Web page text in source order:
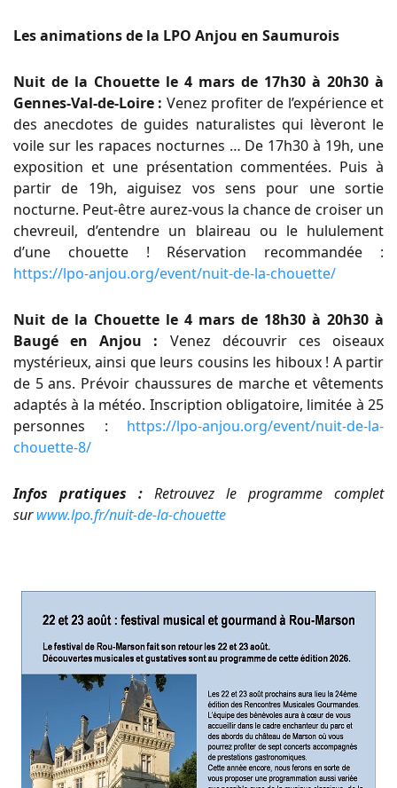
Les animations de la LPO Anjou en Saumurois
Nuit de la Chouette le 4 mars de 17h30 à 20h30 à
Gennes-Val-de-Loire : Venez profiter de l’expérience et
des anecdotes de guides naturalistes qui lèveront le
voile sur les rapaces nocturnes … De 17h30 à 19h, une
exposition et une présentation commentées. Puis à
partir de 19h, aiguisez vos sens pour une sortie
nocturne. Peut-être aurez-vous la chance de croiser un
chevreuil, d’entendre un blaireau ou le hululement
d’une chouette ! Réservation recommandée :
https://lpo-anjou.org/event/nuit-de-la-chouette/
Nuit de la Chouette le 4 mars de 18h30 à 20h30 à
Baugé en Anjou : Venez découvrir ces oiseaux
mystérieux, ainsi que leurs cousins les hiboux ! A partir
de 5 ans. Prévoir chaussures de marche et vêtements
adaptés à la météo. Inscription obligatoire, limitée à 25
personnes : https://lpo-anjou.org/event/nuit-de-la-
chouette-8/
Infos pratiques : Retrouvez le programme complet
surwww.lpo.fr/nuit-de-la-chouette